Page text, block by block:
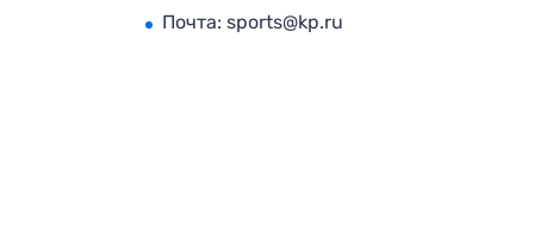
Почта: sports@kp.ru